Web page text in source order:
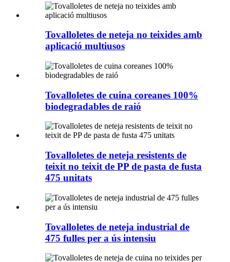
Tovalloletes de neteja no teixides amb
aplicació multiusos
Tovalloletes de cuina coreanes 100%
biodegradables de raió
Tovalloletes de neteja resistents de
teixit no teixit de PP de pasta de fusta
475 unitats
Tovalloletes de neteja industrial de
475 fulles per a ús intensiu